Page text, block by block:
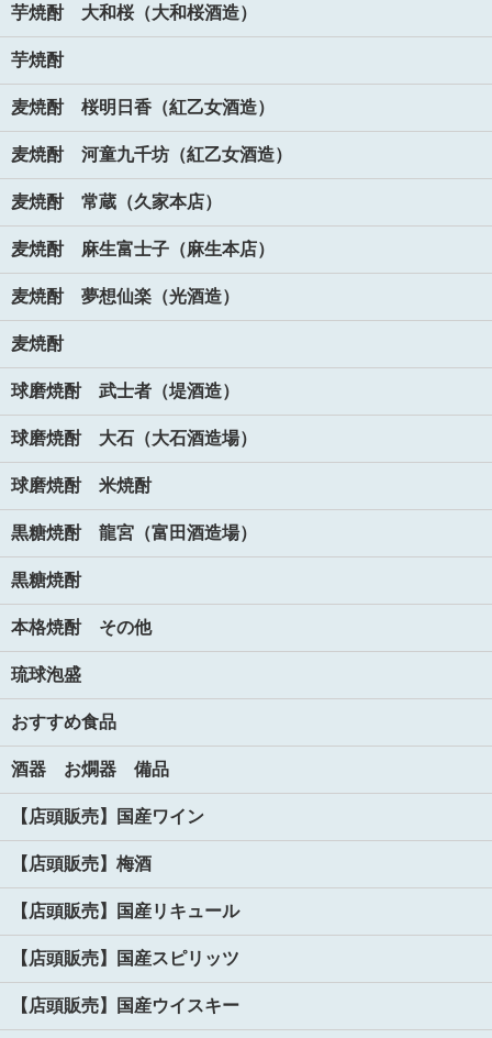
芋焼酎 大和桜（大和桜酒造）
芋焼酎
麦焼酎 桜明日香（紅乙女酒造）
麦焼酎 河童九千坊（紅乙女酒造）
麦焼酎 常蔵（久家本店）
麦焼酎 麻生富士子（麻生本店）
麦焼酎 夢想仙楽（光酒造）
麦焼酎
球磨焼酎 武士者（堤酒造）
球磨焼酎 大石（大石酒造場）
球磨焼酎 米焼酎
黒糖焼酎 龍宮（富田酒造場）
黒糖焼酎
本格焼酎 その他
琉球泡盛
おすすめ食品
酒器 お燗器 備品
【店頭販売】国産ワイン
【店頭販売】梅酒
【店頭販売】国産リキュール
【店頭販売】国産スピリッツ
【店頭販売】国産ウイスキー